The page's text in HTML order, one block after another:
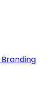
Branding